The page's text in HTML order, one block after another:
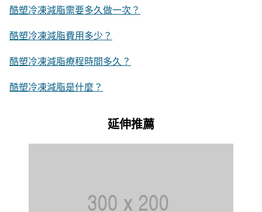
酷塑冷凍減脂需要多久做一次？
酷塑冷凍減脂費用多少？
酷塑冷凍減脂療程時間多久？
酷塑冷凍減脂是什麼？
延伸推薦